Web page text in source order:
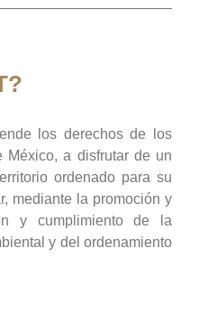
los derechos de los
México, a disfrutar de un
ordenado para su
mediante la promoción y
y cumplimiento de la
y del ordenamiento